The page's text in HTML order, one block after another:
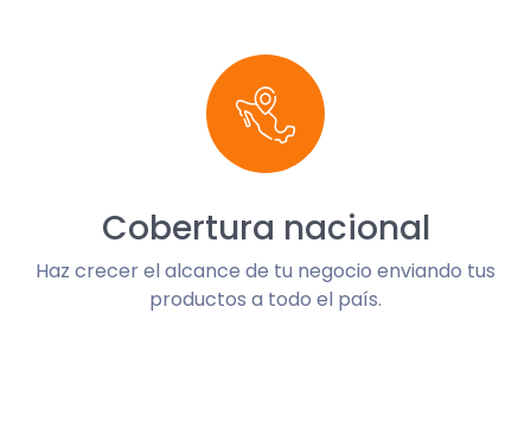
Cobertura nacional
Haz crecer el alcance de tu negocio enviando tus
productos a todo el país.